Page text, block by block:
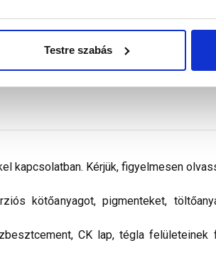
Testre szabás
kapcsolatban. Kérjük, figyelmesen
kötőanyagot, pigmenteket,
CK lap, tégla felületeinek